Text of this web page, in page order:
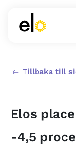
Tillbaka till
Elos
-4,5